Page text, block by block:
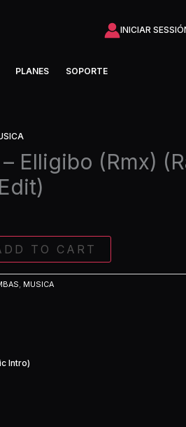
INICIAR
PLANES SOPORTE
Elligibo (Rmx)
TO CART
, MUSICA
Intro)
Edit)